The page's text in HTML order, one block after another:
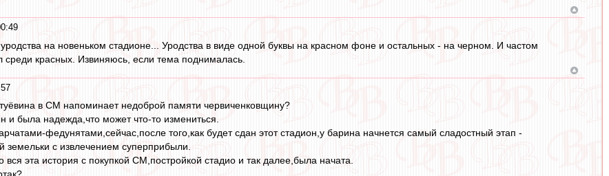
на новеньком стадионе... Уродства в виде одной буквы на красном фоне и остальных - на черном. И частом
среди красных. Извиняюсь, если тема поднималась.
в СМ напоминает недоброй памяти червиченковщину?
и была надежда,что может что-то измениться.
федунятами,сейчас,после того,как будет сдан этот стадион,у барина начнется самый сладостный этап -
земельки с извлечением суперприбыли.
вся эта история с покупкой СМ,постройкой стадио и так далее,была начата.